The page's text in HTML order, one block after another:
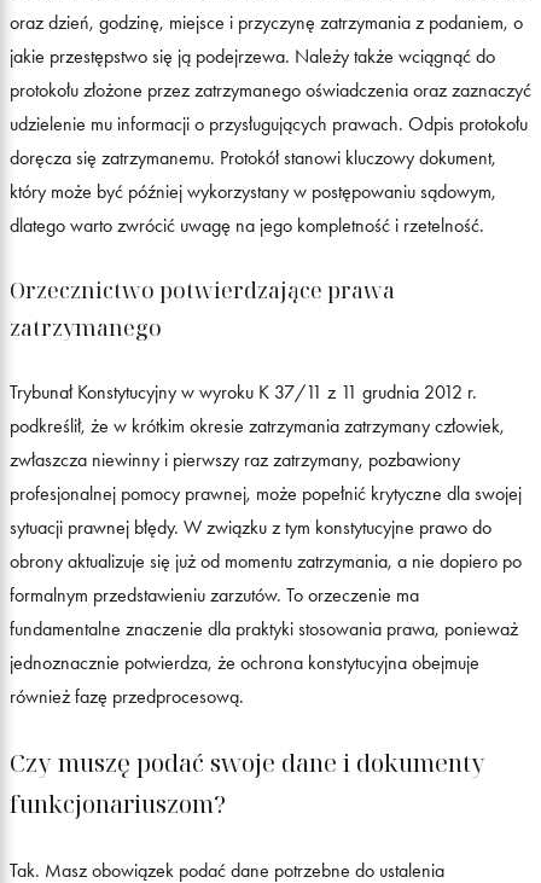
oraz dzień, godzinę, miejsce i przyczynę zatrzymania z podaniem, o
jakie przestępstwo się ją podejrzewa. Należy także wciągnąć do
protokołu złożone przez zatrzymanego oświadczenia oraz zaznaczyć
udzielenie mu informacji o przysługujących prawach. Odpis protokołu
doręcza się zatrzymanemu. Protokół stanowi kluczowy dokument,
który może być później wykorzystany w postępowaniu sądowym,
dlatego warto zwrócić uwagę na jego kompletność i rzetelność.
Orzecznictwo potwierdzające prawa
zatrzymanego
Trybunał Konstytucyjny w wyroku K 37/11 z 11 grudnia 2012 r.
podkreślił, że w krótkim okresie zatrzymania zatrzymany człowiek,
zwłaszcza niewinny i pierwszy raz zatrzymany, pozbawiony
profesjonalnej pomocy prawnej, może popełnić krytyczne dla swojej
sytuacji prawnej błędy. W związku z tym konstytucyjne prawo do
obrony aktualizuje się już od momentu zatrzymania, a nie dopiero po
formalnym przedstawieniu zarzutów. To orzeczenie ma
fundamentalne znaczenie dla praktyki stosowania prawa, ponieważ
jednoznacznie potwierdza, że ochrona konstytucyjna obejmuje
również fazę przedprocesową.
Czy muszę podać swoje dane i dokumenty
funkcjonariuszom?
Tak. Masz obowiązek podać dane potrzebne do ustalenia